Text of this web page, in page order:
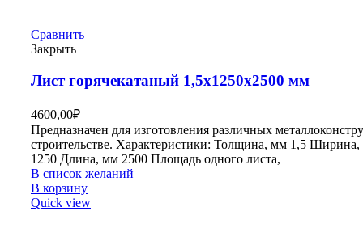
Сравнить
Закрыть
Лист горячекатаный 1,5х1250х2500 мм
4600,00₽
Предназначен для изготовления различных
строительстве. Характеристики: Толщина, мм 1,5
1250 Длина, мм 2500 Площадь одного листа,
В список желаний
В корзину
Quick view